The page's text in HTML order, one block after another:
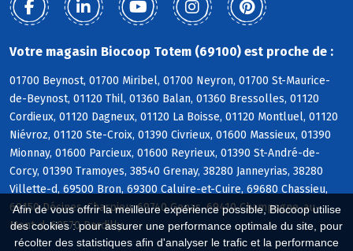
Afin de vous offrir la meilleure expérience possible, Biocoop utilise
des cookies : pour assurer une performance optimale du site, pour
récolter des statistiques afin d'analyser le trafic et la performance
Votre magasin Biocoop Totem (69100) est proche de :
01700 Beynost, 01700 Miribel, 01700 Neyron, 01700 St-Maurice-
de-Beynost, 01120 Thil, 01360 Balan, 01360 Bressolles, 01120
Cordieux, 01120 Dagneux, 01120 La Boisse, 01120 Montluel, 01120
Niévroz, 01120 Ste-Croix, 01390 Civrieux, 01600 Massieux, 01390
Mionnay, 01600 Parcieux, 01600 Reyrieux, 01390 St-André-de-
Corcy, 01390 Tramoyes, 38540 Grenay, 38280 Janneyrias, 38280
Villette-d, 69500 Bron, 69300 Caluire-et-Cuire, 69680 Chassieu,
69150 Décines-Charpieu, 69740 Genas, 69410 Champagne-au-
Mont-d, 69570 Dardilly